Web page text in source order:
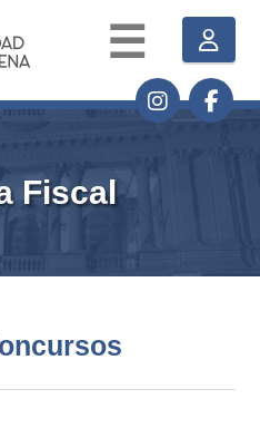
☰
Fiscal